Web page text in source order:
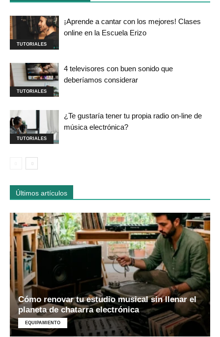
TUTORIALES
¡Aprende a cantar con los mejores! Clases
online en la Escuela Erizo
TUTORIALES
4 televisores con buen sonido que
deberíamos considerar
TUTORIALES
¿Te gustaría tener tu propia radio on-line de
música electrónica?
Últimos artículos
Cómo renovar tu estudio musical sin llenar el
planeta de chatarra electrónica
EQUIPAMIENTO